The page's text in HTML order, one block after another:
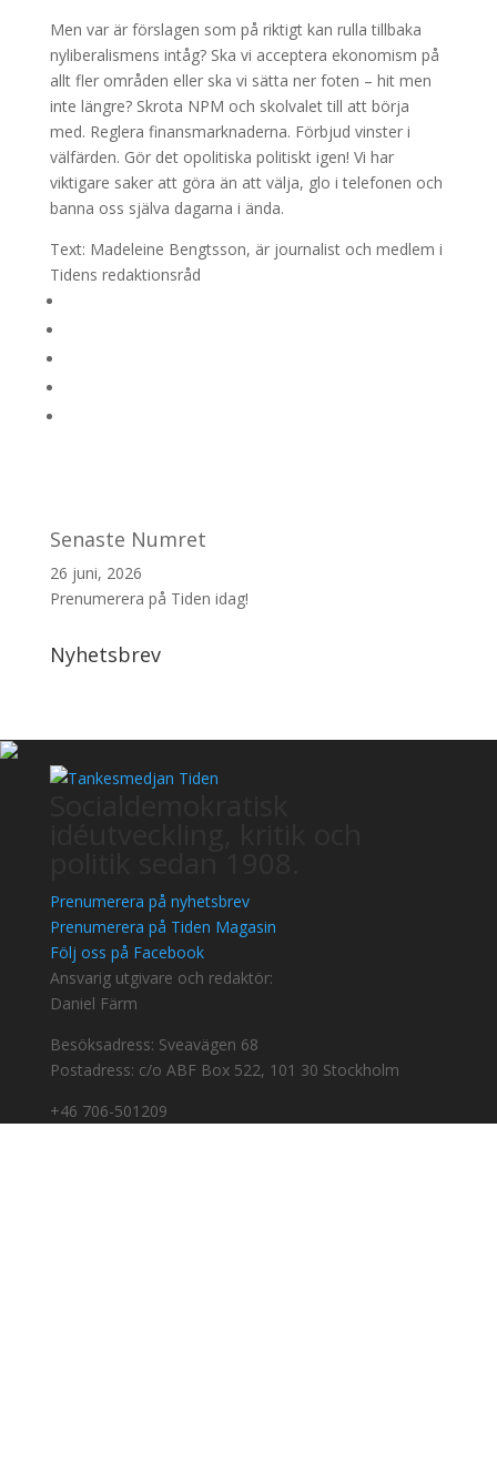
Men var är förslagen som på riktigt kan rulla tillbaka
nyliberalismens intåg? Ska vi acceptera ekonomism på
allt fler områden eller ska vi sätta ner foten – hit men
inte längre? Skrota NPM och skolvalet till att börja
med. Reglera finansmarknaderna. Förbjud vinster i
välfärden. Gör det opolitiska politiskt igen! Vi har
viktigare saker att göra än att välja, glo i telefonen och
banna oss själva dagarna i ända.
Text: Madeleine Bengtsson, är journalist och medlem i
Tidens redaktionsråd
Senaste Numret
26 juni, 2026
Prenumerera på Tiden idag!
Nyhetsbrev
Prenumerera på nyhetsbrev
Prenumerera på Tiden Magasin
Följ oss på Facebook
Ansvarig utgivare och redaktör:
Daniel Färm
Besöksadress: Sveavägen 68
Postadress: c/o ABF Box 522, 101 30 Stockholm
+46 706-501209